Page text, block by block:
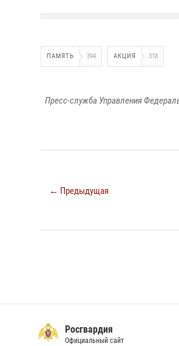
ПАМЯТЬ 394 АКЦИЯ 318
Пресс-служба Управления
← Предыдущая
Росгвардия
Официальный сайт